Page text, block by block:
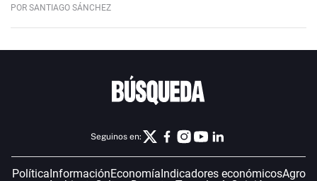
POR SANTIAGO SÁNCHEZ
Seguinos en:
PolíticaInformaciónEconomíaIndicadores económicosAgro